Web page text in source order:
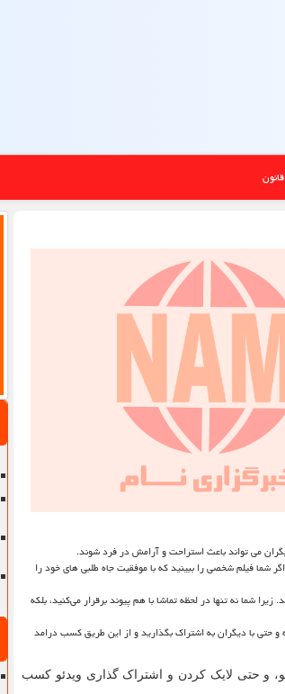
قانون
شما فیلم شخصی را ببینید که با موفقیت جاه طلبی های خود را
شما نه تنها در لحظه تماشا با هم پیوند برقرار می‌کنید، بلکه
و حتی با دیگران به اشتراک بگذارید و از این طریق کسب درامد
و حتی لایک کردن و اشتراک گذاری ویدئو کسب